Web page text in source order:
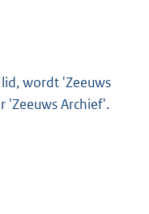
wordt 'Zeeuws
'Zeeuws Archief'.